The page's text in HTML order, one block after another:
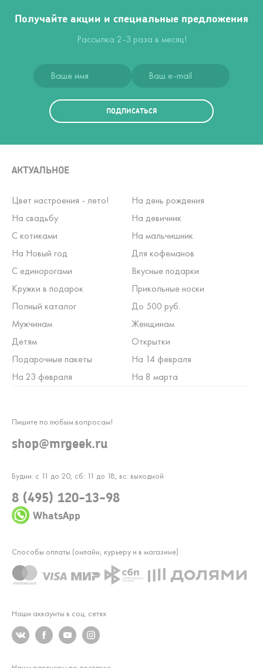
Получайте акции и специальные предложения
Рассылка 2-3 раза в месяц!
ПОДПИСАТЬСЯ
АКТУАЛЬНОЕ
Цвет настроения - лето!
На день рождения
На свадьбу
На девичник
С котиками
На мальчишник
На Новый год
Для кофеманов
С единорогами
Вкусные подарки
Кружки в подарок
Прикольные носки
Полный каталог
До 500 руб.
Мужчинам
Женщинам
Детям
Открытки
Подарочные пакеты
На 14 февраля
На 23 февраля
На 8 марта
Будни: с 11 до 20, сб: 11 до 18, вс: выходной
8 (495) 120-13-98
WhatsApp
Пишите по любым вопросам!
shop@mrgeek.ru
Наши аккаунты в соц. сетях
Способы оплаты (онлайн, курьеру и в магазине)